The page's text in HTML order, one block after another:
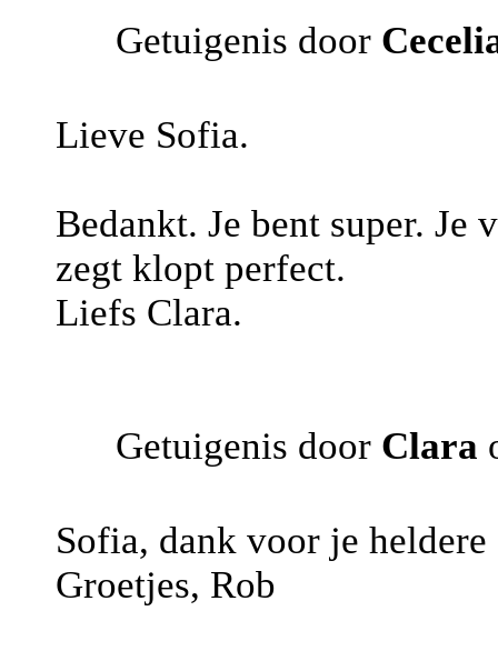
Getuigenis door
Lieve Sofia.
Bedankt. Je bent super. Je
zegt klopt perfect.
Liefs Clara.
Getuigenis door Clara
Sofia, dank voor je
Groetjes, Rob